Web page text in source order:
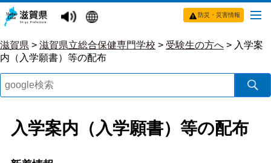
防災・災害情報
滋賀県 > 滋賀県立総合保健専門学校 > 受験生の方へ > 入学案
内（入学願書）等の配布
入学案内（入学願書）等の配布